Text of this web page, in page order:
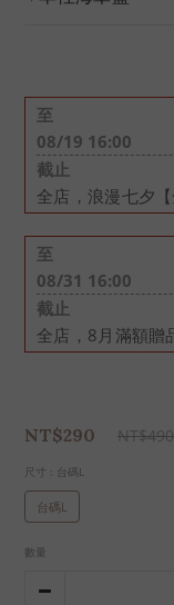
至
08/19 16:00
截止
全店，浪漫七夕
至
08/31 16:00
截止
全店，8月滿額贈
NT$290 NT$490
尺寸 : 台碼L
台碼L
數量